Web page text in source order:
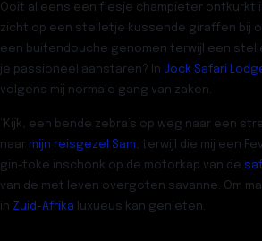
Ooit al eens een flesje champieter ontkurkt
zicht op een stelletje kussende giraffen bij
een buitendouche genomen terwijl een
je passioneel aanstaren? In Jock Safari
volgens mij normale gang van zaken.
“Kijk, een bende zebra’s op weg naar een
naar mijn reisgezel Sam, terwijl die mij een
gin-toke inschonk op de motorkap van de
van de met leven overgoten savanne. Om
in Zuid-Afrika luxueus kan genieten.